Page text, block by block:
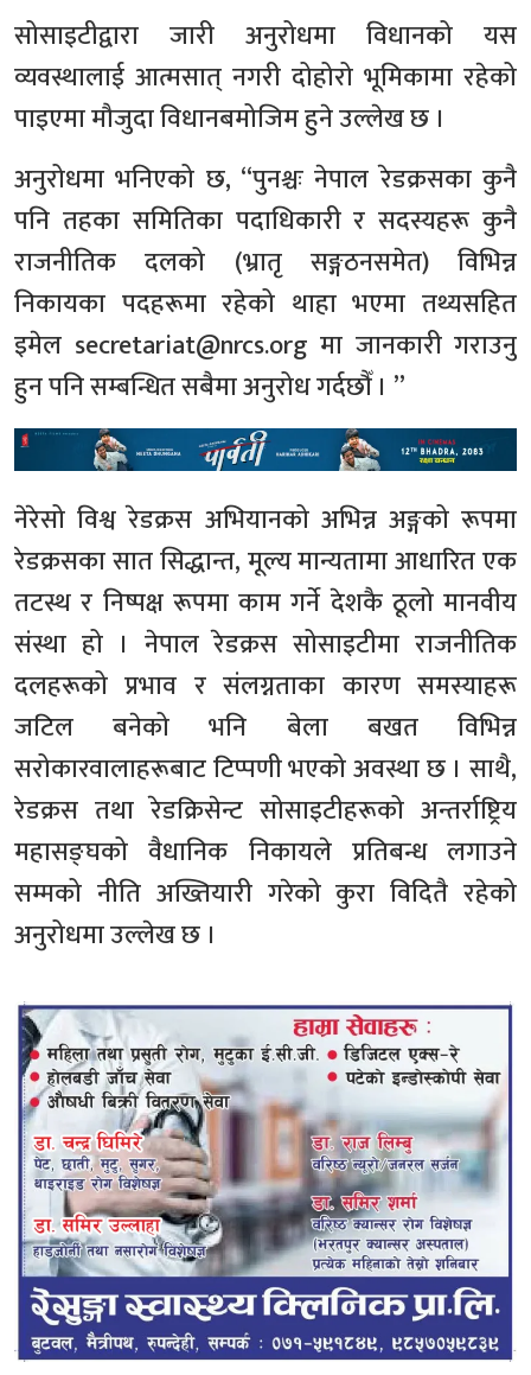
सोसाइटीद्वारा जारी अनुरोधमा विधानको यस
व्यवस्थालाई आत्मसात् नगरी दोहोरो भूमिकामा रहेको
पाइएमा मौजुदा विधानबमोजिम हुने उल्लेख छ ।
अनुरोधमा भनिएको छ, “पुनश्चः नेपाल रेडक्रसका कुनै
पनि तहका समितिका पदाधिकारी र सदस्यहरू कुनै
राजनीतिक दलको (भ्रातृ सङ्गठनसमेत) विभिन्न
निकायका पदहरूमा रहेको थाहा भएमा तथ्यसहित
इमेल secretariat@nrcs.org मा जानकारी गराउनु
हुन पनि सम्बन्धित सबैमा अनुरोध गर्दछौँ । ”
नेरेसो विश्व रेडक्रस अभियानको अभिन्न अङ्गको रूपमा
रेडक्रसका सात सिद्धान्त, मूल्य मान्यतामा आधारित एक
तटस्थ र निष्पक्ष रूपमा काम गर्ने देशकै ठूलो मानवीय
संस्था हो । नेपाल रेडक्रस सोसाइटीमा राजनीतिक
दलहरूको प्रभाव र संलग्नताका कारण समस्याहरू
जटिल बनेको भनि बेला बखत विभिन्न
सरोकारवालाहरूबाट टिप्पणी भएको अवस्था छ । साथै,
रेडक्रस तथा रेडक्रिसेन्ट सोसाइटीहरूको अन्तर्राष्ट्रिय
महासङ्घको वैधानिक निकायले प्रतिबन्ध लगाउने
सम्मको नीति अख्तियारी गरेको कुरा विदितै रहेको
अनुरोधमा उल्लेख छ ।